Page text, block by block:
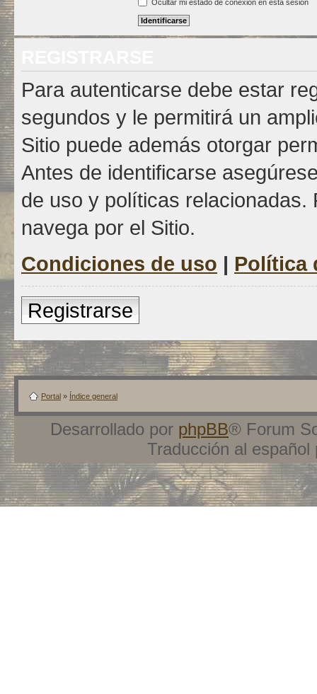
Ocultar mi estado de conexión en esta sesión
Para autenticarse debe estar
segundos y le permitirá un
Sitio puede además otorgar
Antes de identificarse
de uso y políticas
navega por el Sitio.
Condiciones de uso | Política
Registrarse
Portal » Índice general
Desarrollado por phpBB® Forum
Traducción al